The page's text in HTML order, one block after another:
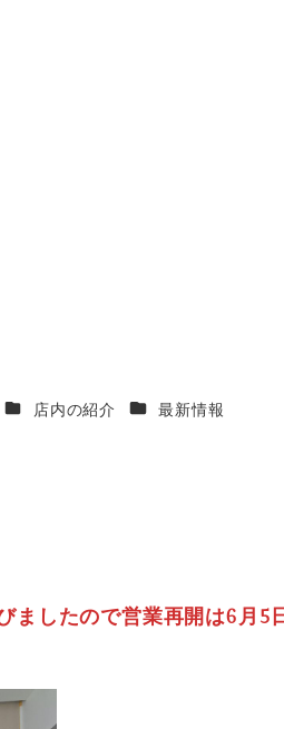
カテゴリー
店内の紹介 カテゴリー
最新情報
ましたので営業再開は6月